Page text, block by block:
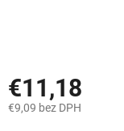
€11,18
€9,09 bez DPH